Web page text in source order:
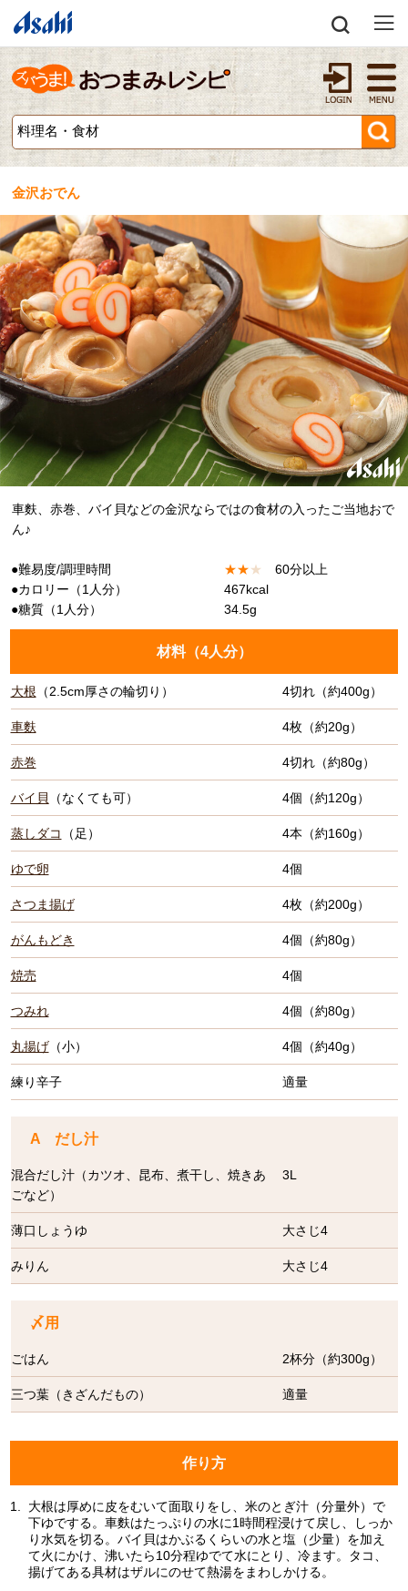
金沢おでん
車麩、赤巻、バイ貝などの金沢ならではの食材の入ったご当地おで
ん♪
●難易度/調理時間 ★★★
60分以上
●カロリー（1人分）
467kcal
●糖質（1人分）
34.5g
材料（4人分）
大根 （2.5cm厚さの輪切り） 4切れ（約400g）
車麩 4枚（約20g）
赤巻 4切れ（約80g）
バイ貝 （なくても可） 4個（約120g）
蒸しダコ （足） 4本（約160g）
ゆで卵 4個
さつま揚げ 4枚（約200g）
がんもどき 4個（約80g）
焼売 4個
つみれ 4個（約80g）
丸揚げ（小） 4個（約40g）
練り辛子 適量
A だし汁
混合だし汁（カツオ、昆布、煮干し、焼きあ
ごなど）
3L
薄口しょうゆ 大さじ4
みりん 大さじ4
〆用
ごはん 2杯分（約300g）
三つ葉（きざんだもの） 適量
作り方
1.
大根は厚めに皮をむいて面取りをし、米のとぎ汁（分量外）で
下ゆでする。車麩はたっぷりの水に1時間程浸けて戻し、しっか
り水気を切る。バイ貝はかぶるくらいの水と塩（少量）を加え
て火にかけ、沸いたら10分程ゆでて水にとり、冷ます。タコ、
揚げてある具材はザルにのせて熱湯をまわしかける。